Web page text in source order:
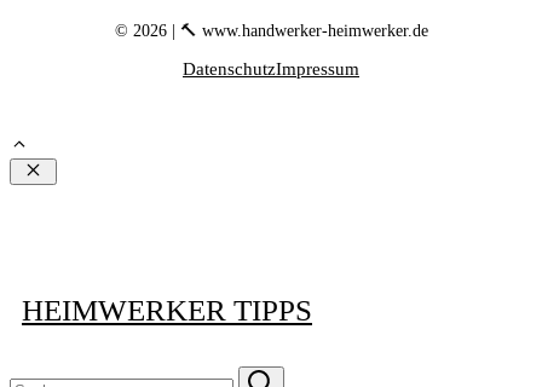
© 2026 | 🔨 www.handwerker-heimwerker.de
DatenschutzImpressum
Schließen
HEIMWERKER TIPPS
Suchen